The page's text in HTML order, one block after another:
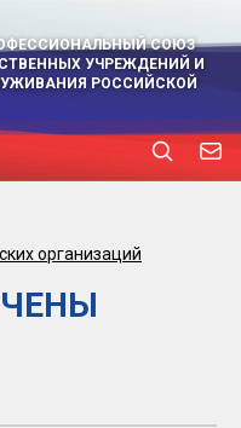
СОЮЗ
УЧРЕЖДЕНИЙ И
РОССИЙСКОЙ
организаций